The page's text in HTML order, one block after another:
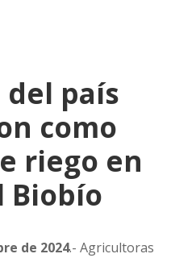
país
como
riego en
Biobío
de 2024.- Agricultoras